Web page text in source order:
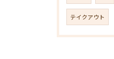
テイクアウト